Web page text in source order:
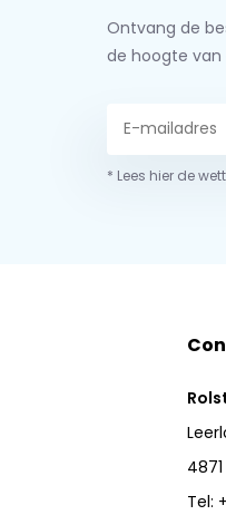
Ontvang de
de hoogte
* Lees hier de
Tel: